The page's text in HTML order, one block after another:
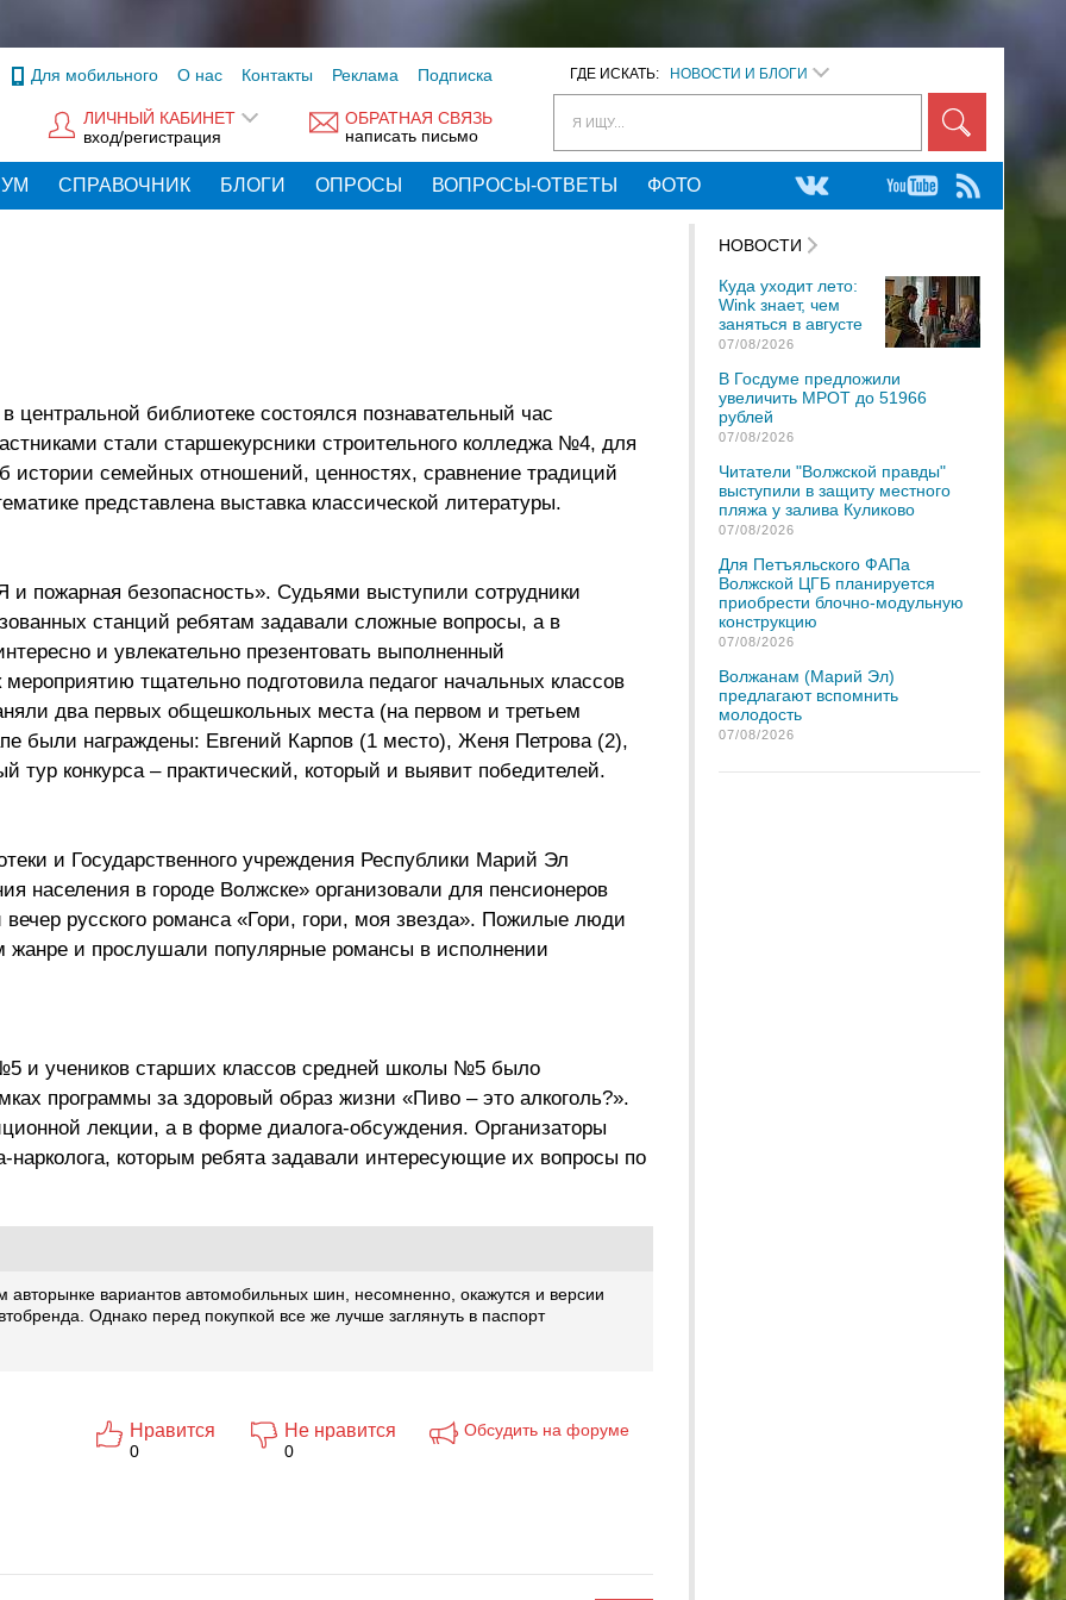
ГДЕ ИСКАТЬ: НОВОСТИ И БЛОГИ
Я ИЩУ...
Для мобильного О нас Контакты Реклама Подписка
ОБРАТНАЯ СВЯЗЬ
написать письмо
ЛИЧНЫЙ КАБИНЕТ
вход/регистрация
СПРАВОЧНИК БЛОГИ ОПРОСЫ ВОПРОСЫ-ОТВЕТЫ ФОТО
библиотеке состоялся познавательный час
стали старшекурсники строительного колледжа №4, для
истории семейных отношений, ценностях, сравнение традиций
представлена выставка классической литературы.
и пожарная безопасность». Судьями выступили сотрудники
станций ребятам задавали сложные вопросы, а в
и увлекательно презентовать выполненный
тщательно подготовила педагог начальных классов
два первых общешкольных места (на первом и третьем
были награждены: Евгений Карпов (1 место), Женя Петрова (2),
конкурса – практический, который и выявит победителей.
и Государственного учреждения Республики Марий Эл
населения в городе Волжске» организовали для пенсионеров
русского романса «Гори, гори, моя звезда». Пожилые люди
жанре и прослушали популярные романсы в исполнении
и учеников старших классов средней школы №5 было
программы за здоровый образ жизни «Пиво – это алкоголь?».
лекции, а в форме диалога-обсуждения. Организаторы
нарколога, которым ребята задавали интересующие их вопросы по
вариантов автомобильных шин, несомненно, окажутся и версии
Однако перед покупкой все же лучше заглянуть в паспорт
Нравится
0
Не нравится
0
Обсудить на форуме
НОВОСТИ
Куда уходит лето:
Wink знает, чем
заняться в августе
07/08/2026
В Госдуме предложили
увеличить МРОТ до 51966
рублей
07/08/2026
Читатели "Волжской правды"
выступили в защиту местного
пляжа у залива Куликово
07/08/2026
Для Петъяльского ФАПа
Волжской ЦГБ планируется
приобрести блочно-модульную
конструкцию
07/08/2026
Волжанам (Марий Эл)
предлагают вспомнить
молодость
07/08/2026